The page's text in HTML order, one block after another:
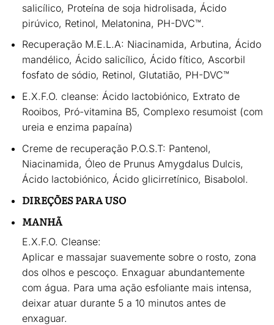
salicílico, Proteína de soja hidrolisada, Ácido
pirúvico, Retinol, Melatonina, PH-DVC™.
Recuperação M.E.L.A: Niacinamida, Arbutina, Ácido
mandélico, Ácido salicílico, Ácido fítico, Ascorbil
fosfato de sódio, Retinol, Glutatião, PH-DVC™
E.X.F.O. cleanse: Ácido lactobiónico, Extrato de
Rooibos, Pró-vitamina B5, Complexo resumoist (com
ureia e enzima papaína)
Creme de recuperação P.O.S.T: Pantenol,
Niacinamida, Óleo de Prunus Amygdalus Dulcis,
Ácido lactobiónico, Ácido glicirretínico, Bisabolol.
DIREÇÕES PARA USO
MANHÃ
E.X.F.O. Cleanse:
Aplicar e massajar suavemente sobre o rosto, zona
dos olhos e pescoço. Enxaguar abundantemente
com água. Para uma ação esfoliante mais intensa,
deixar atuar durante 5 a 10 minutos antes de
enxaguar.